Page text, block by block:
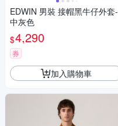
EDWIN 男裝 接帽黑牛仔外套-
中灰色
$4,290
券
加入購物車